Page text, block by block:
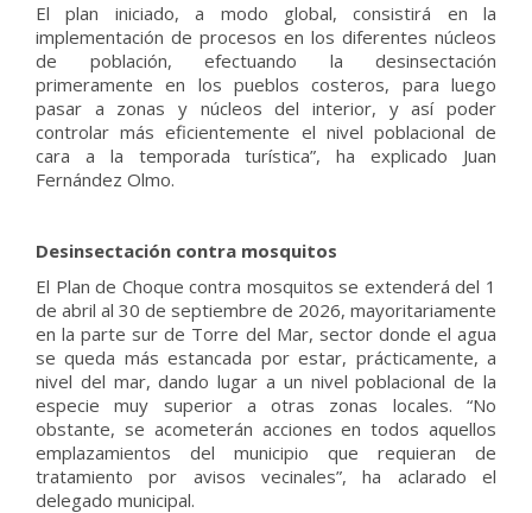
El plan iniciado, a modo global, consistirá en la
implementación de procesos en los diferentes núcleos
de población, efectuando la desinsectación
primeramente en los pueblos costeros, para luego
pasar a zonas y núcleos del interior, y así poder
controlar más eficientemente el nivel poblacional de
cara a la temporada turística”, ha explicado Juan
Fernández Olmo.
Desinsectación contra mosquitos
El Plan de Choque contra mosquitos se extenderá del 1
de abril al 30 de septiembre de 2026, mayoritariamente
en la parte sur de Torre del Mar, sector donde el agua
se queda más estancada por estar, prácticamente, a
nivel del mar, dando lugar a un nivel poblacional de la
especie muy superior a otras zonas locales. “No
obstante, se acometerán acciones en todos aquellos
emplazamientos del municipio que requieran de
tratamiento por avisos vecinales”, ha aclarado el
delegado municipal.